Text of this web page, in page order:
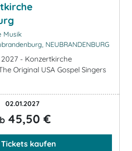
Musik
NEUBRANDENBURG
- Konzertkirche
Original USA Gospel Singers
02.01.2027
45,50 €
Tickets kaufen